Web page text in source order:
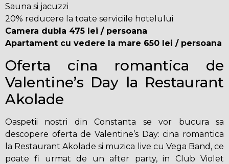
Sauna si jacuzzi
20% reducere la toate serviciile hotelului
Camera dubla 475 lei / persoana
Apartament cu vedere la mare 650 lei / persoana
Oferta cina romantica de
Valentine’s Day la Restaurant
Akolade
Oaspetii nostri din Constanta se vor bucura sa
descopere oferta de Valentine’s Day: cina romantica
la Restaurant Akolade si muzica live cu Vega Band, ce
poate fi urmat de un after party, in Club Violet